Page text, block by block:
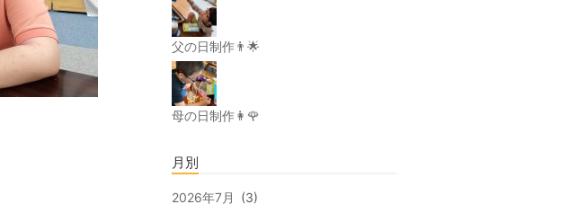
父の日制作👨🌟
母の日制作👩🌹
月別
2026年7月 (3)